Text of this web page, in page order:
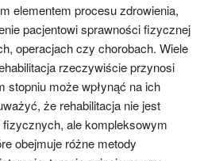
elementem procesu zdrowienia,
pacjentowi sprawności fizycznej
operacjach czy chorobach. Wiele
rzeczywiście przynosi
stopniu może wpłynąć na ich
że rehabilitacja nie jest
ale kompleksowym
obejmuje różne metody